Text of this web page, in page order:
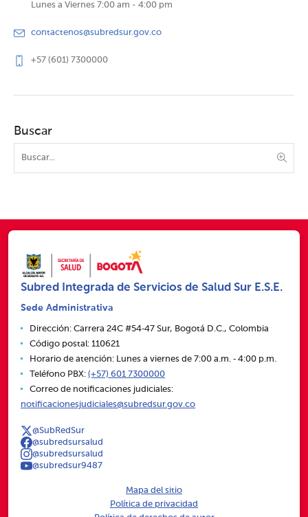
Lunes a Viernes 7:00 am - 4:00 pm
contactenos@subredsur.gov.co
+57 (601) 7300000
Buscar
Subred Integrada de Servicios de Salud Sur E.S.E.
Sede Administrativa
Dirección: Carrera 24C #54‑47 Sur, Bogotá D.C., Colombia
Código postal: 110621
Horario de atención: Lunes a viernes de 7:00 a.m. ‑ 4:00 p.m.
Teléfono PBX: (+57) 601 7300000
Correo de notificaciones judiciales:
notificacionesjudiciales@subredsur.gov.co
@SubRedSur
@subredsursalud
@subredsursalud
@subredsur9487
Mapa del sitio
Política de privacidad